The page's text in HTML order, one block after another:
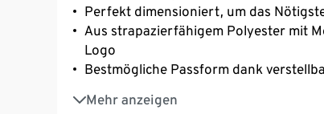
Perfekt dimensioniert, um das
Aus strapazierfähigem Polyester mit
Logo
Bestmögliche Passform dank
Mehr anzeigen
Hoher Tragekomfort durch weiche
Tasche vorne, Seitentaschen und